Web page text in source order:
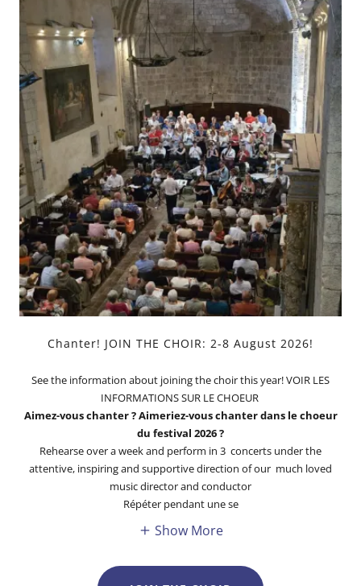
Chanter! JOIN THE CHOIR: 2-8 August 2026!
See the information about joining the choir this year! VOIR LES
INFORMATIONS SUR LE CHOEUR
Aimez-vous chanter ? Aimeriez-vous chanter dans le choeur
du festival 2026 ?
Rehearse over a week and perform in 3 concerts under the
attentive, inspiring and supportive direction of our much loved
music director and conductor
Répéter pendant une se
Show More